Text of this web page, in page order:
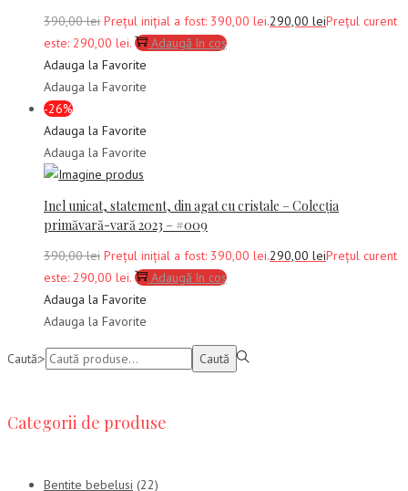
390,00lei Prețul inițial a fost: 390,00 lei.290,00 leiPrețul curent
este: 290,00 lei.
Adaugă în coș
Adauga la Favorite
Adauga la Favorite
-26%
Adauga la Favorite
Adauga la Favorite
Inel unicat, statement, din agat cu cristale – Colecția
primăvară-vară 2023 – #009
390,00lei Prețul inițial a fost: 390,00 lei.290,00 leiPrețul curent
este: 290,00 lei.
Adaugă în coș
Adauga la Favorite
Adauga la Favorite
Caută:> Caută
Categorii de produse
Bentite bebelusi (22)